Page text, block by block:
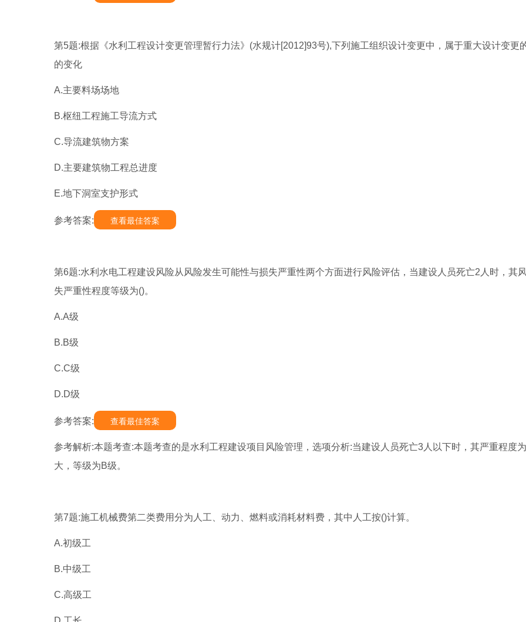
第5题:根据《水利工程设计变更管理暂行力法》(水规计[2012]93号),下列施工组织设计变更中，属于重大设计变更
的变化
A.主要料场场地
B.枢纽工程施工导流方式
C.导流建筑物方案
D.主要建筑物工程总进度
E.地下洞室支护形式
参考答案: 查看最佳答案
第6题:水利水电工程建设风险从风险发生可能性与损失严重性两个方面进行风险评估，当建设人员死亡2人时，其
失严重性程度等级为()。
A.A级
B.B级
C.C级
D.D级
参考答案: 查看最佳答案
参考解析:本题考查:本题考查的是水利工程建设项目风险管理，选项分析:当建设人员死亡3人以下时，其严重程度
大，等级为B级。
第7题:施工机械费第二类费用分为人工、动力、燃料或消耗材料费，其中人工按()计算。
A.初级工
B.中级工
C.高级工